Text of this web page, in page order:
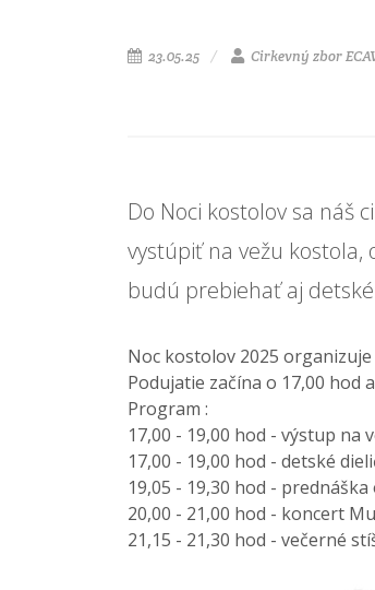
23.05.25 Cirkevný zbor
Do Noci kostolov sa náš
vystúpiť na vežu
budú prebiehať aj
Noc kostolov 2025
Podujatie začína o 17,00 hod
Program :
17,00 - 19,00 hod - výstup na
17,00 - 19,00 hod - detské
19,05 - 19,30 hod -
20,00 - 21,00 hod - koncert
21,15 - 21,30 hod - večerné